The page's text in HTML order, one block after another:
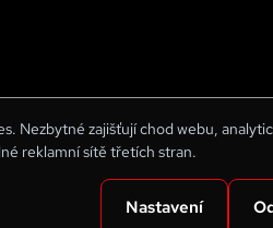
Nezbytné zajišťují chod webu,
reklamní sítě třetích stran.
Nastavení